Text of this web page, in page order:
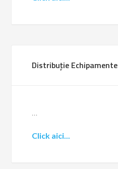
Distribuție Echipamente
…
Click aici...